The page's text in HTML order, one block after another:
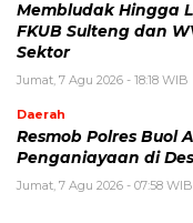
Membludak Hingga
FKUB Sulteng dan
Sektor
Jumat, 7 Agu 2026 - 18:18 WIB
Daerah
Resmob Polres Buol
Penganiayaan di
Jumat, 7 Agu 2026 - 07:58 WIB